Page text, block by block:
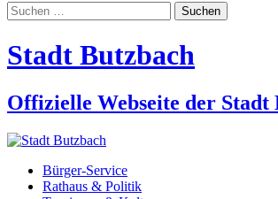
Suchen
nach:
Stadt Butzbach
Offizielle Webseite der Stadt
Bürger-Service
Rathaus & Politik